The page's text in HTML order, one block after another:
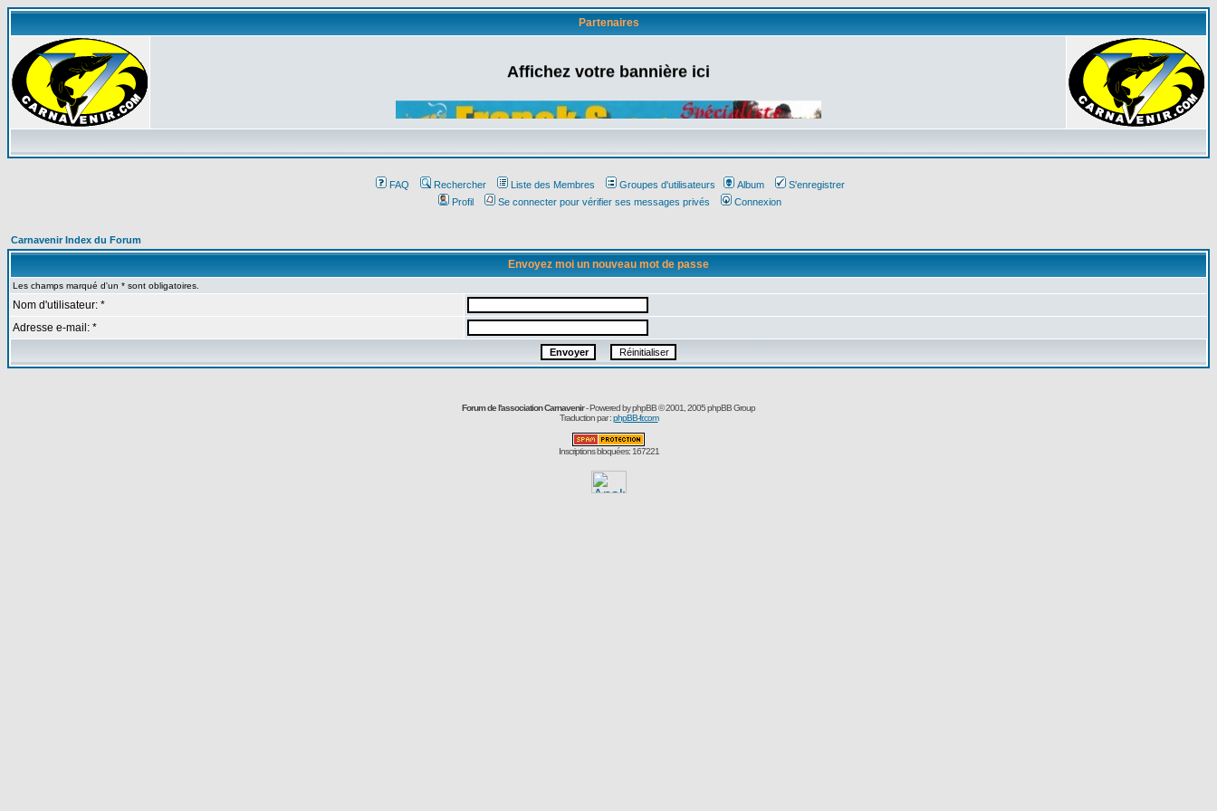
Partenaires
Affichez votre bannière ici
FAQ Rechercher Liste des Membres Groupes d'utilisateurs Album
S'enregistrer
Profil
Se connecter pour vérifier ses messages privés Connexion
Carnavenir Index du Forum
Envoyez moi un nouveau mot de passe
Les champs marqué d'un * sont obligatoires.
Nom d'utilisateur: *
Adresse e-mail: *
Forum de l'association Carnavenir- Powered byphpBB© 2001, 2005 phpBB Group
Traduction par :phpBB-fr.com
Inscriptions bloquées: 167221